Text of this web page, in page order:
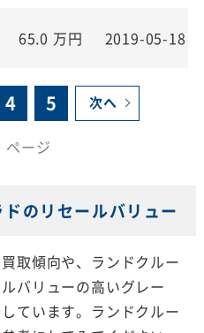
65.0 万円 2019-05-18
4 5 次へ
ージ
のリセールバリュー
取傾向や、ランドクルー
バリューの高いグレー
ています。ランドクルー